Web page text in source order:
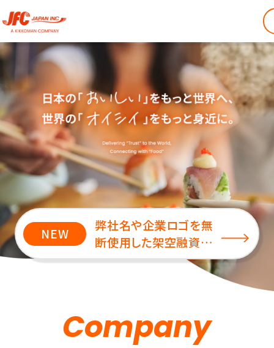
NEW
弊社名や企業ロゴを無
断使用した架空融資の
勧誘にご注意ください
Company